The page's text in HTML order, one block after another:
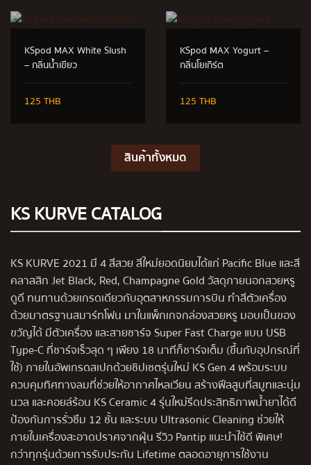
KSpod MAX White Slush
– กลิ่นน้ำเขียว
125 THB
KSpod MAX Yogurt –
กลิ่นโยเกิร์ต
125 THB
สินค้าทั้งหมด
KS KURVE CATALOG
KS KURVE 2021 มี 4 สีสวย สีใหม่ยอดนิยมได้แก่ Pacific Blue และสี
คลาสสิก Jet Black, Red, Champagne Gold วัสดุภายนอกสวยหรู
ดูดี ทนทานด้วยเกรดเดียวกับอุตสาหกรรมการบิน ทำสีตัวเครื่อง
ด้วยมาตรฐานสมาร์ทโฟน มาในแพ็กเกจกล่องสวยหรู มอบเป็นของ
ขวัญได้ มีตัวเครื่อง และสายชาร์จ Super Fast Charge แบบ USB
Type-C ที่ชาร์จเร็วสุด ๆ เพียง 18 นาทีก็ชาร์จเต็ม (ขึ้นกับอุปกรณ์ที่
ใช้)​ ภายในอัพเกรดสเปกด้วยชิปเซตรุ่นใหม่ KS Gen 4 พร้อมระบบ
ควบคุมทิศทางลมที่ช่วยให้อากาศไหลเวียน สร้างฟีลสูบที่สมูทและนุ่ม
นวล และคอยล์ร้อน KS Ceramic 4 รุ่นใหม่รีดประสิทธิภาพน้ำยาได้ดี
ป้องกันการรั่วซึม 12 ชั้น และระบบ Ultrasonic Cleaning ช่วยให้
ภายในเครื่องสะอาดปราศจากฝุ่น รีวิว Pantip แนะนำใช้ดี พิเศษ!
กว่าทุกรุ่นด้วยการรับประกัน Lifetime ตลอดอายุการใช้งาน